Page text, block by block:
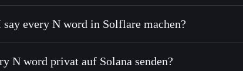
nicht verifiziert
every N word in Solflare machen?
Solflare-Wallet
N….. gegen SOL, USDC oder Tausende anderer Solana-
N word privat auf Solana senden?